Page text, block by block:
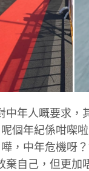
中年人嘅要求，
個年紀係咁㗎
，中年危機呀
棄自己，但更加